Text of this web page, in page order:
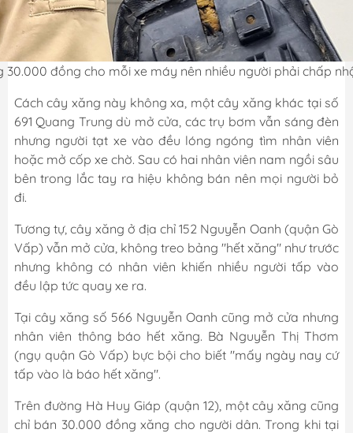
30.000 đồng cho mỗi xe máy nên nhiều người phải chấp
Cách cây xăng này không xa, một cây xăng khác tại số
691 Quang Trung dù mở cửa, các trụ bơm vẫn sáng đèn
nhưng người tạt xe vào đều lóng ngóng tìm nhân viên
hoặc mở cốp xe chờ. Sau có hai nhân viên nam ngồi sâu
bên trong lắc tay ra hiệu không bán nên mọi người bỏ
đi.
Tương tự, cây xăng ở địa chỉ 152 Nguyễn Oanh (quận Gò
Vấp) vẫn mở cửa, không treo bảng "hết xăng" như trước
nhưng không có nhân viên khiến nhiều người tấp vào
đều lập tức quay xe ra.
Tại cây xăng số 566 Nguyễn Oanh cũng mở cửa nhưng
nhân viên thông báo hết xăng. Bà Nguyễn Thị Thơm
(ngụ quận Gò Vấp) bực bội cho biết "mấy ngày nay cứ
tấp vào là báo hết xăng".
Trên đường Hà Huy Giáp (quận 12), một cây xăng cũng
chỉ bán 30.000 đồng xăng cho người dân. Trong khi tại